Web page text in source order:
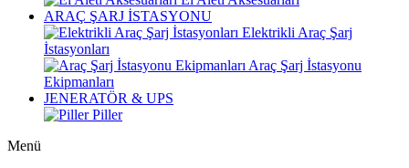
ARAÇ ŞARJ İSTASYONU
Elektrikli Araç Şarj
İstasyonları
Araç Şarj İstasyonu
Ekipmanları
JENERATÖR & UPS
Piller
Menü